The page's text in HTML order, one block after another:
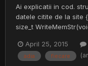
Ai explicatii in cod.
datele citite de la site
size_t
April 25, 2015
adia fiecare